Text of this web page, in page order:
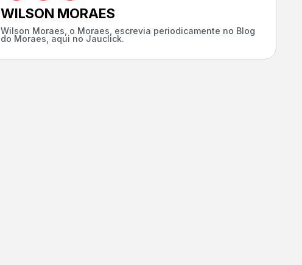
WILSON MORAES
Wilson Moraes, o Moraes, escrevia periodicamente no Blog
do Moraes, aqui no Jauclick.